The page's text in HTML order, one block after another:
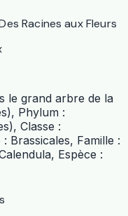
Racines aux Fleurs
le grand arbre de la
Phylum :
Classe :
: Brassicales, Famille :
Espèce :